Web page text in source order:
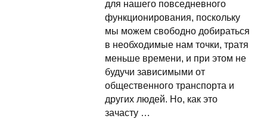
для нашего повседневного
функционирования, поскольку
мы можем свободно добираться
в необходимые нам точки, тратя
меньше времени, и при этом не
будучи зависимыми от
общественного транспорта и
других людей. Но, как это
зачасту …